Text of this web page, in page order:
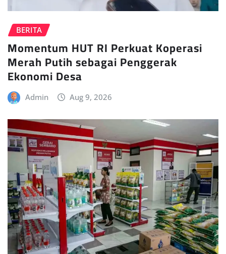
BERITA
Momentum HUT RI Perkuat Koperasi
Merah Putih sebagai Penggerak
Ekonomi Desa
Admin Aug 9, 2026